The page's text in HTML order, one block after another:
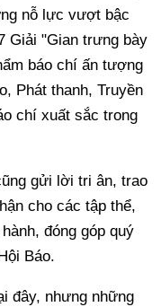
nỗ lực vượt bậc
Giải "Gian trưng bày
báo chí ấn tượng
Phát thanh, Truyền
chí xuất sắc trong
gửi lời tri ân, trao
cho các tập thể,
đóng góp quý
Báo.
đây, nhưng những